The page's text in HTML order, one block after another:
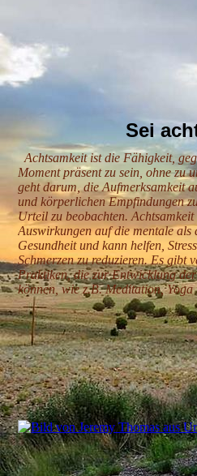
Sei
Achtsamkeit ist die Fähigkeit,
Moment präsent zu sein, ohne zu
geht darum, die Aufmerksamkeit
und körperlichen Empfindungen
Urteil zu beobachten.
Auswirkungen auf die mentale
Gesundheit und kann helfen,
Schmerzen zu reduzieren. Es gibt
Praktiken, die zur Entwicklung
können, wie z.B. Meditation,